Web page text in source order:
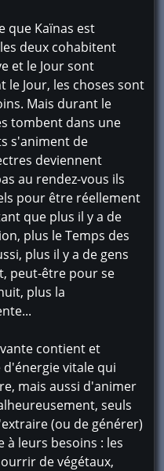
que Kaïnas est
deux cohabitent
et le Jour sont
le Jour, les choses sont
Mais durant le
tombent dans une
s'animent de
deviennent
au rendez-vous ils
pour être réellement
que plus il y a de
plus le Temps des
plus il y a de gens
peut-être pour se
plus la
contient et
vitale qui
mais aussi d'animer
seuls
(ou de générer)
à leurs besoins : les
de végétaux,